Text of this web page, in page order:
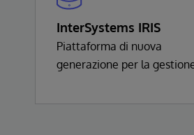
InterSystems IRIS
Piattaforma di nuova
generazione per la